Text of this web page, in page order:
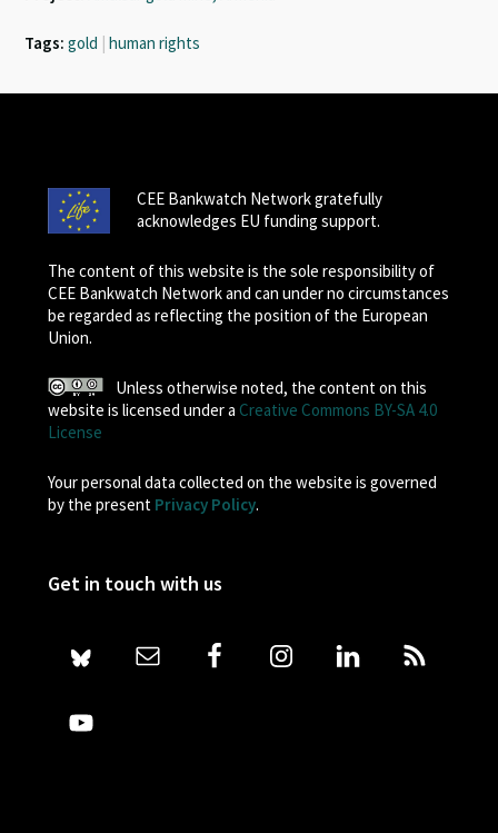
Tags: gold | human rights
CEE Bankwatch Network gratefully
acknowledges EU funding support.
The content of this website is the sole responsibility of
CEE Bankwatch Network and can under no circumstances
be regarded as reflecting the position of the European
Union.
Unless otherwise noted, the content on this
website is licensed under a Creative Commons BY-SA 4.0
License
Your personal data collected on the website is governed
by the present Privacy Policy.
Get in touch with us